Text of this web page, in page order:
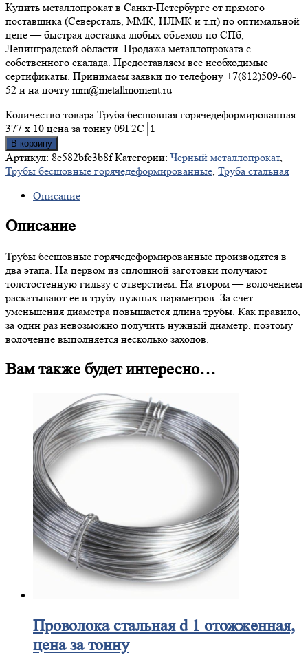
Купить металлопрокат в Санкт-Петербурге от прямого
поставщика (Северсталь, ММК, НЛМК и т.п) по оптимальной
цене — быстрая доставка любых объемов по СПб,
Ленинградской области. Продажа металлопроката с
собственного скалада. Предоставляем все необходимые
сертификаты. Принимаем заявки по телефону +7(812)509-60-
52 и на почту mm@metallmoment.ru
Количество товара Труба бесшовная горячедеформированная
377 х 10 цена за тонну 09Г2С
В корзину
Артикул: 8e582bfe3b8f Категории: Черный металлопрокат,
Трубы бесшовные горячедеформированные, Труба стальная
Описание
Описание
Трубы бесшовные горячедеформированные производятся в
два этапа. На первом из сплошной заготовки получают
толстостенную гильзу с отверстием. На втором — волочением
раскатывают ее в трубу нужных параметров. За счет
уменьшения диаметра повышается длина трубы. Как правило,
за один раз невозможно получить нужный диаметр, поэтому
волочение выполняется несколько заходов.
Вам также будет интересно…
Проволокастальная d 1 отожженная,
цена за тонну